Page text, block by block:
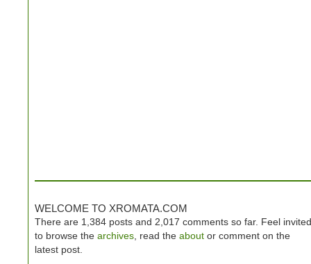
WELCOME TO XROMATA.COM
There are 1,384 posts and 2,017 comments so far. Feel invited
to browse the archives , read the about or comment on the
latest post.